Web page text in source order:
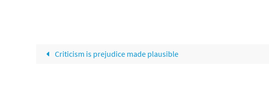
Criticism is prejudice made plausible